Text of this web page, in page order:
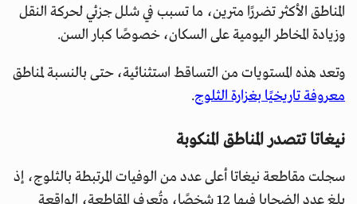
المناطق الأكثر تضررًا مترين، ما تسبب في شلل جزئي لحركة النقل
وزيادة المخاطر اليومية على السكان، خصوصًا كبار السن.
وتعد هذه المستويات من التساقط استثنائية، حتى بالنسبة لمناطق
معروفة تاريخيًا بغزارة الثلوج.
نيغاتا تتصدر المناطق المنكوبة
سجلت مقاطعة نيغاتا أعلى عدد من الوفيات المرتبطة بالثلوج، إذ